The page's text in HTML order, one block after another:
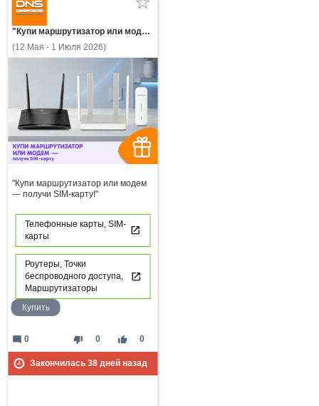
"Купи маршрутизатор или модем — получи SIM-карту!"
(12 Мая - 1 Июля 2026)
"Купи маршрутизатор или модем
— получи SIM-карту!"
Телефонные карты, SIM-
карты
Роутеры, Точки
беспроводного доступа,
Маршрутизаторы
Купить
thumb_down 0 thumb_up 0
mode_comment 0
Закончилась 38дней назад